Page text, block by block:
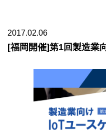
2017.02.06
[福岡開催]第1回製造業